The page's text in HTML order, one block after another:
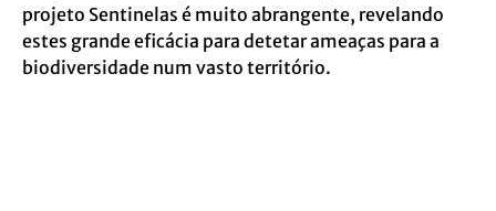
projeto Sentinelas é muito abrangente, revelando
estes grande eficácia para detetar ameaças para a
biodiversidade num vasto território.